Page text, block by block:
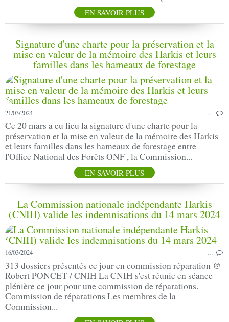
EN SAVOIR PLUS
Signature d'une charte pour la préservation et la
mise en valeur de la mémoire des Harkis et leurs
familles dans les hameaux de forestage
21/03/2024 …
Ce 20 mars a eu lieu la signature d'une charte pour la
préservation et la mise en valeur de la mémoire des Harkis
et leurs familles dans les hameaux de forestage entre
l'Office National des Forêts ONF , la Commission...
EN SAVOIR PLUS
La Commission nationale indépendante Harkis
(CNIH) valide les indemnisations du 14 mars 2024
16/03/2024 …
313 dossiers présentés ce jour en commission réparation @
Robert PONCET / CNIH La CNIH s'est réunie en séance
plénière ce jour pour une commission de réparations.
Commission de réparations Les membres de la
Commission...